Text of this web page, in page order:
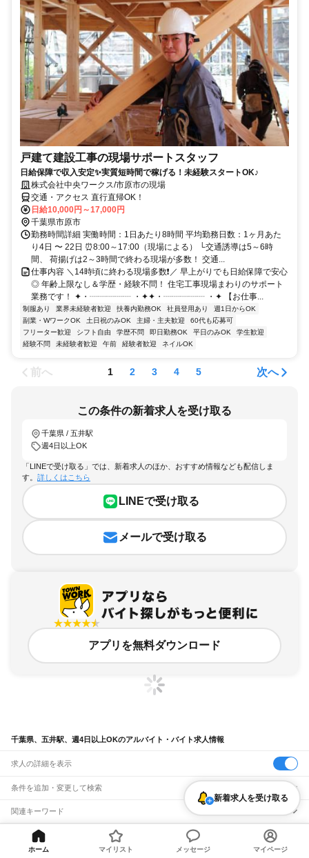
戸建て建設工事の現場サポートスタッフ
日給保障で収入安定✨実質短時間で稼げる！未経験スタートOK♪
株式会社中央ワークス/市原市の現場
交通・アクセス 直行直帰OK！
日給10,000円～17,000円
千葉県市原市
勤務時間詳細 実働時間：1日あたり8時間 平均勤務日数：1ヶ月あた
り4日 〜 22日 ⏰8:00～17:00（現場による） └交通誘導は5～6時
間、 荷揚げは2～3時間で終わる現場が多数！ 交通...
仕事内容 ＼14時頃に終わる現場多数❗／ 早上がりでも日給保障で安心
◎ 年齢上限なし＆学歴・経験不問！ 住宅工事現場まわりのサポート
業務です！ ✦・┈┈┈┈┈ ・✦✦・┈┈┈┈┈ ・✦ 【お仕事...
制服あり 業界未経験者歓迎 扶養内勤務OK 社員登用あり
週1日からOK
副業・WワークOK
土日祝のみOK 主婦・主夫歓迎
60代も応募可
フリーター歓迎
シフト自由 学歴不問 即日勤務OK 平日のみOK
学生歓迎
経験不問
未経験者歓迎 午前 経験者歓迎 ネイルOK
前へ 1 2 3 4 5 次へ
この条件の新着求人を受け取る
千葉県 / 五井駅
週4日以上OK
「LINEで受け取る」では、新着求人のほか、おすすめ情報なども配信しま
す。 詳しくはこちら
LINEで受け取る
メールで受け取る
アプリを無料ダウンロード
千葉県、五井駅、週4日以上OKのアルバイト・バイト求人情報
求人の詳細を表示
条件を追加・変更して検索
市区町村を追加・変更
千葉県
千葉県すべて
千葉市
駅を追加・変更
関連キーワード
完全在宅ワーク 全国 シール貼り 在宅 ガチャガチャ
バイトTOP
市原市
週4日以上OKのアルバイト・バイ
ト・求人
新着求人を受け取る
ホーム マイリスト メッセージ マイページ